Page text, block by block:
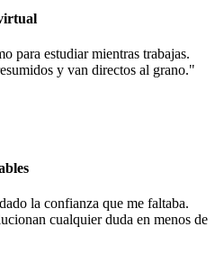
para estudiar mientras trabajas.
y van directos al grano."
la confianza que me faltaba.
cualquier duda en menos de